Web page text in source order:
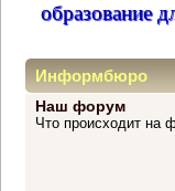
образование
Информбюро
Наш форум
Что происходит на